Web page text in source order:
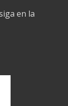
en la